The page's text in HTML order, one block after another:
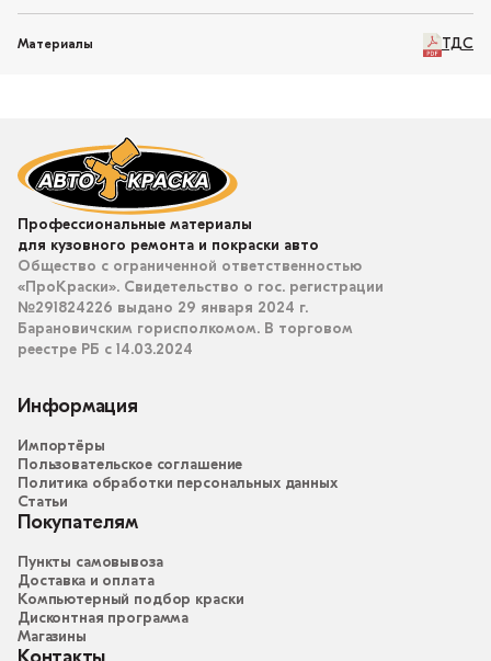
Материалы ТДС
Профессиональные материалы
для кузовного ремонта и покраски авто
Общество с ограниченной ответственностью
«ПроКраски». Свидетельство о гос. регистрации
№291824226 выдано 29 января 2024 г.
Барановичским горисполкомом. В торговом
реестре РБ с 14.03.2024
Информация
Импортёры
Пользовательское соглашение
Политика обработки персональных данных
Статьи
Покупателям
Пункты самовывоза
Доставка и оплата
Компьютерный подбор краски
Дисконтная программа
Магазины